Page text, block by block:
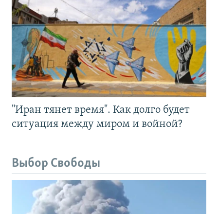
"Иран тянет время". Как долго будет
ситуация между миром и войной?
Выбор Свободы